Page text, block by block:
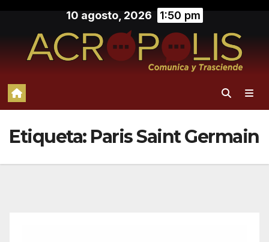
contenido
10 agosto, 2026 1:50 pm
Etiqueta: Paris Saint Germain